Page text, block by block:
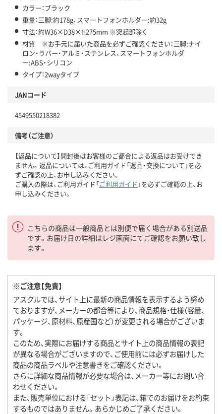
カラー：ブラック
重量：三脚:約178g、スマートフォンホルダー:約32g
寸法：約W36×D38×H275mm ※突起部除く
材質 ※お手元に届いた商品を必ずご確認ください：三脚:ナイ
ロン・ラバー・アルミ・ステンレス、スマートフォンホルダ
ー:ABS・シリコン
タイプ：2wayタイプ
JANコード
4549550218382
備考（ご注意）
【返品について】開封後はお客様のご都合による返品はお受けでき
ません。返品については、ご利用ガイド「返品・交換について」を必
ずご確認の上、お申し込みください。
ご購入の際は、ご利用ガイド「ご利用ガイド 」を必ずご確認の上、お
申し込みください。
こちらの商品は一般商品とは別便で届く場合がある別送品
です。お届け日の詳細はレジ画面にてご確認をお願い致し
ます。
※ご注意【免責】
アスクルでは、サイト上に最新の商品情報を表示するよう努め
ておりますが、メーカーの都合等により、商品規格・仕様（容量、
パッケージ、原材料、原産国など）が変更される場合がございま
す。
このため、実際にお届けする商品とサイト上の商品情報の表記
が異なる場合がございますので、ご使用前には必ずお届けした
商品の商品ラベルや注意書きをご確認ください。
さらに詳細な商品情報が必要な場合は、メーカー等にお問い合
わせください。
また、販売単位における「セット」表記は、箱でのお届けをお約束
するものではありません。あらかじめご了承ください。